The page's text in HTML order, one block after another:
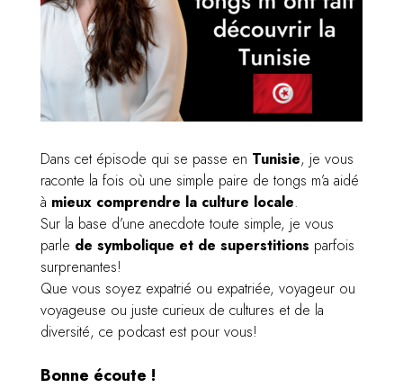
Dans cet épisode qui se passe en Tunisie, je vous
raconte la fois où une simple paire de tongs m’a aidé
à mieux comprendre la culture locale.
Sur la base d’une anecdote toute simple, je vous
parle de symbolique et de superstitions parfois
surprenantes!
Que vous soyez expatrié ou expatriée, voyageur ou
voyageuse ou juste curieux de cultures et de la
diversité, ce podcast est pour vous!
Bonne écoute !